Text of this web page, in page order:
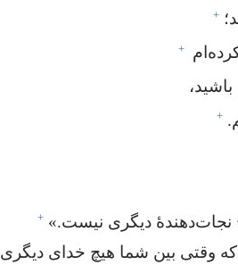
+
+
+
نجات‌دهندهٔ دیگری نیست.‏»‏ +
وقتی بین شما هیچ خدای دیگری